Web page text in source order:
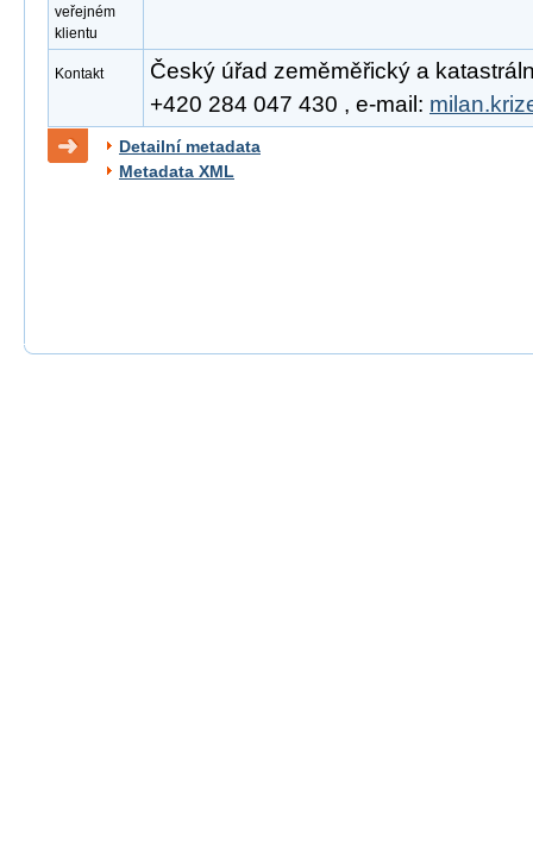
veřejném
klientu
Kontakt
Český úřad zeměměřický a
+420 284 047 430 , e-mail:
Detailní metadata
Metadata XML